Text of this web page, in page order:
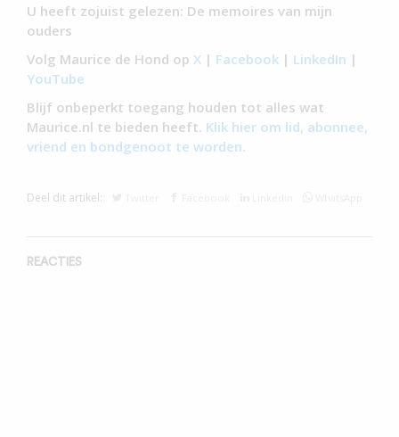
U heeft zojuist gelezen: De memoires van mijn
ouders
Volg Maurice de Hond op X | Facebook | LinkedIn |
YouTube
Blijf onbeperkt toegang houden tot alles wat
Maurice.nl te bieden heeft. Klik hier om lid, abonnee,
vriend en bondgenoot te worden.
Deel dit artikel:
REACTIES